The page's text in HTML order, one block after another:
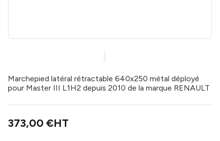
Marchepied latéral rétractable 640x250 métal déployé
pour Master III L1H2 depuis 2010 de la marque RENAULT
373,00 €HT